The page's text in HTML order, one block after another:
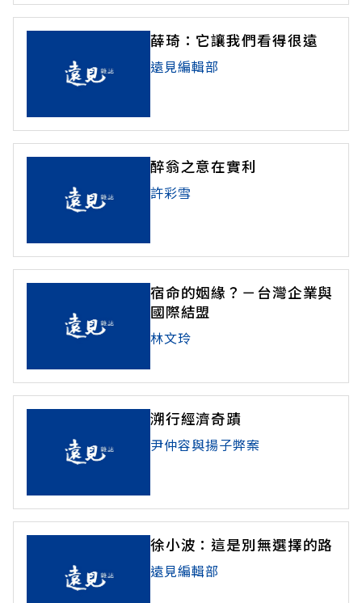
薛琦：它讓我們看得很遠
遠見編輯部
醉翁之意在實利
許彩雪
宿命的姻緣？－台灣企業與
國際結盟
林文玲
溯行經濟奇蹟
尹仲容與揚子弊案
徐小波：這是別無選擇的路
遠見編輯部